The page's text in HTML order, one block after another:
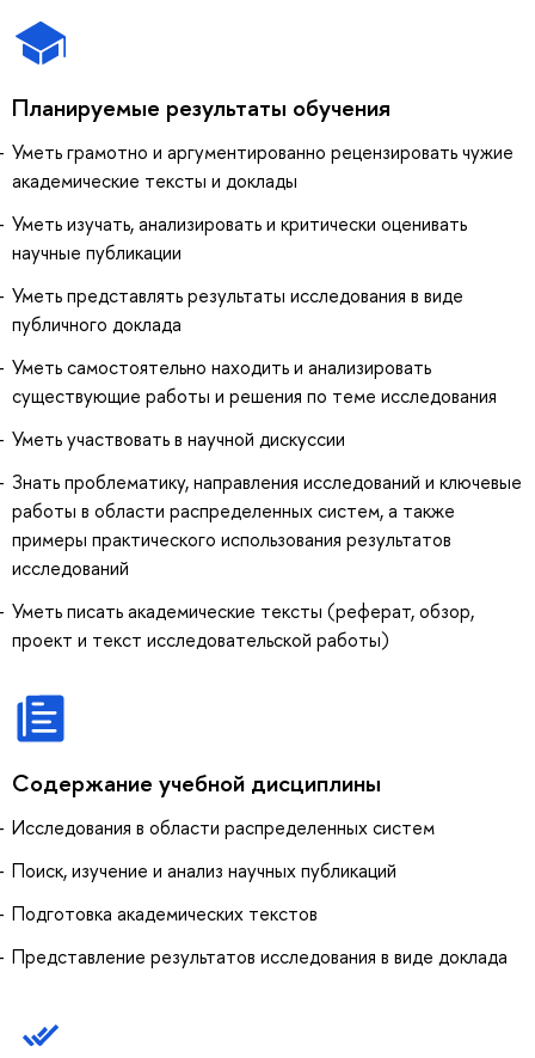
Планируемые результаты обучения
Уметь грамотно и аргументированно рецензировать чужие
академические тексты и доклады
Уметь изучать, анализировать и критически оценивать
научные публикации
Уметь представлять результаты исследования в виде
публичного доклада
Уметь самостоятельно находить и анализировать
существующие работы и решения по теме исследования
Уметь участвовать в научной дискуссии
Знать проблематику, направления исследований и ключевые
работы в области распределенных систем, а также
примеры практического использования результатов
исследований
Уметь писать академические тексты (реферат, обзор,
проект и текст исследовательской работы)
Содержание учебной дисциплины
Исследования в области распределенных систем
Поиск, изучение и анализ научных публикаций
Подготовка академических текстов
Представление результатов исследования в виде доклада